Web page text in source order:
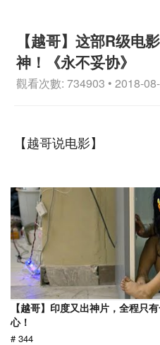
【越哥】这部R级电
神！《永不妥协》
觀看次數: 734903 • 2018-
【越哥说电影】
【越哥】印度又出神片，全程只
心！
# 344